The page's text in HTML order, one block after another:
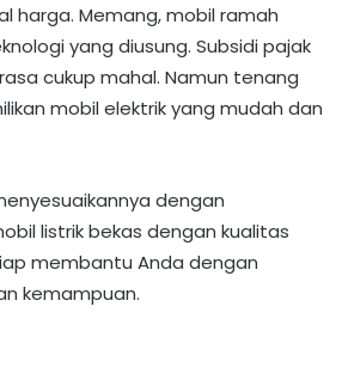
harga. Memang, mobil ramah
yang diusung. Subsidi pajak
cukup mahal. Namun tenang
mobil elektrik yang mudah dan
dengan
listrik bekas dengan kualitas
membantu Anda dengan
kemampuan.